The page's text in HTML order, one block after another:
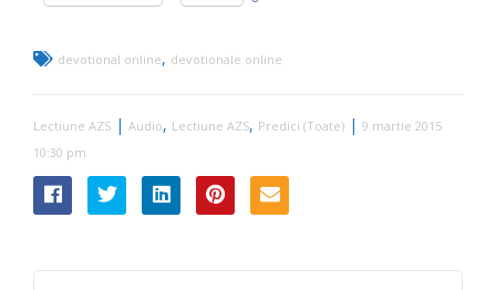
devotional online, devotionale online
Lectiune AZS | Audio, Lectiune AZS, Predici (Toate) | 9 martie 2015
10:30 pm